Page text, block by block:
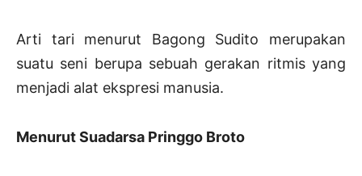
Arti tari menurut Bagong Sudito merupakan
suatu seni berupa sebuah gerakan ritmis yang
menjadi alat ekspresi manusia.
Menurut Suadarsa Pringgo Broto